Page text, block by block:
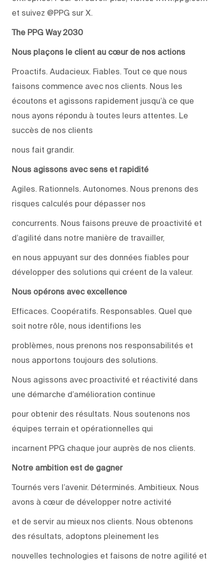
et suivez @PPG sur X.
The PPG Way 2030
Nous plaçons le client au cœur de nos actions
Proactifs. Audacieux. Fiables. Tout ce que nous
faisons commence avec nos clients. Nous les
écoutons et agissons rapidement jusqu’à ce que
nous ayons répondu à toutes leurs attentes. Le
succès de nos clients
nous fait grandir.
Nous agissons avec sens et rapidité
Agiles. Rationnels. Autonomes. Nous prenons des
risques calculés pour dépasser nos
concurrents. Nous faisons preuve de proactivité et
d’agilité dans notre manière de travailler,
en nous appuyant sur des données fiables pour
développer des solutions qui créent de la valeur.
Nous opérons avec excellence
Efficaces. Coopératifs. Responsables. Quel que
soit notre rôle, nous identifions les
problèmes, nous prenons nos responsabilités et
nous apportons toujours des solutions.
Nous agissons avec proactivité et réactivité dans
une démarche d’amélioration continue
pour obtenir des résultats. Nous soutenons nos
équipes terrain et opérationnelles qui
incarnent PPG chaque jour auprès de nos clients.
Notre ambition est de gagner
Tournés vers l’avenir. Déterminés. Ambitieux. Nous
avons à cœur de développer notre activité
et de servir au mieux nos clients. Nous obtenons
des résultats, adoptons pleinement les
nouvelles technologies et faisons de notre agilité et